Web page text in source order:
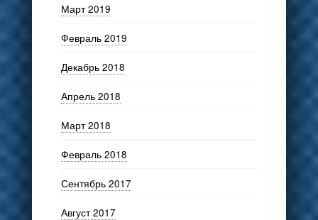
Март 2019
Февраль 2019
Декабрь 2018
Апрель 2018
Март 2018
Февраль 2018
Сентябрь 2017
Август 2017